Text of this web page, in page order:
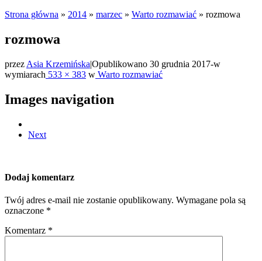
Strona główna » 2014 » marzec » Warto rozmawiać » rozmowa
rozmowa
przez Asia Krzemińska|Opublikowano 30 grudnia 2017-w
wymiarach 533 × 383 w Warto rozmawiać
Images navigation
Next
Dodaj komentarz
Twój adres e-mail nie zostanie opublikowany. Wymagane pola są
oznaczone *
Komentarz *